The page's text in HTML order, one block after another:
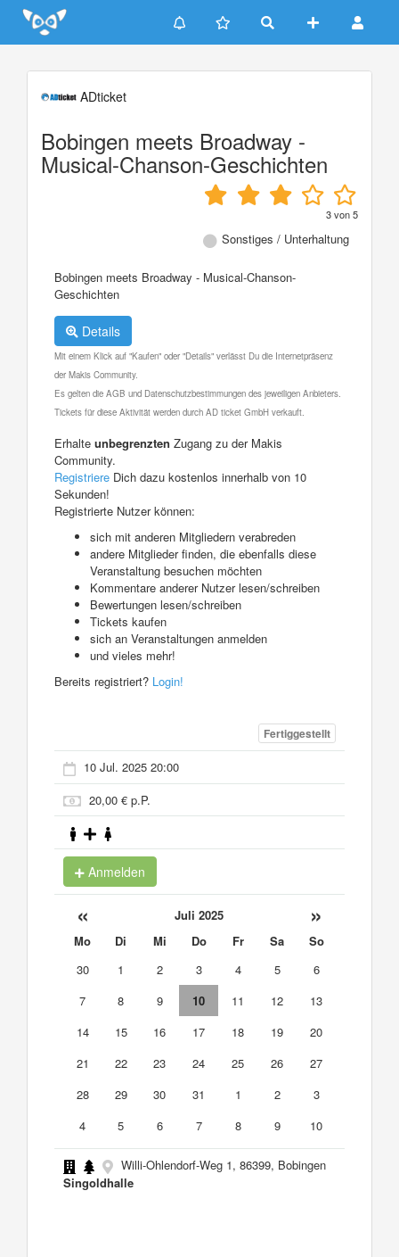
Update cookies preferences
ADticket
Bobingen meets Broadway -
Musical-Chanson-Geschichten
3von5
Sonstiges / Unterhaltung
Bobingen meets Broadway - Musical-Chanson-
Geschichten
Details
Mit einem Klick auf "Kaufen" oder "Details" verlässt Du die Internetpräsenz
der Makis Community.
Es gelten die AGB und Datenschutzbestimmungen des jeweiligen Anbieters.
Tickets für diese Aktivität werden durch AD ticket GmbH verkauft.
Erhalte unbegrenzten Zugang zu der Makis
Community.
Registriere Dich dazu kostenlos innerhalb von 10
Sekunden!
Registrierte Nutzer können:
sich mit anderen Mitgliedern verabreden
andere Mitglieder finden, die ebenfalls diese
Veranstaltung besuchen möchten
Kommentare anderer Nutzer lesen/schreiben
Bewertungen lesen/schreiben
Tickets kaufen
sich an Veranstaltungen anmelden
und vieles mehr!
Bereits registriert? Login!
Fertiggestellt
10 Jul. 2025 20:00
20,00 € p.P.
Anmelden
« Juli 2025 »
Mo Di Mi Do Fr Sa
So
30
1 2 3 4 5
6
7
8 9 10 11 12
13
14
15 16 17 18 19
20
21
22 23 24 25 26
27
28
29 30 31 1 2
3
4
5 6 7 8 9 10
Willi-Ohlendorf-Weg 1, 86399, Bobingen
Singoldhalle